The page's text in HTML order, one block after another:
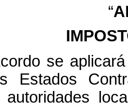
“
se
Estados